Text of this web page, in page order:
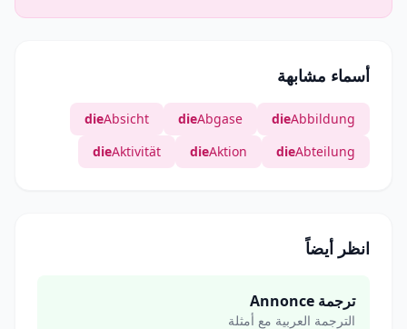
أسماء مشابهة
dieAbbildung
dieAbgase
dieAbsicht
dieAbteilung
dieAktion
dieAktivität
انظر أيضاً
ترجمة Annonce
الترجمة العربية مع أمثلة